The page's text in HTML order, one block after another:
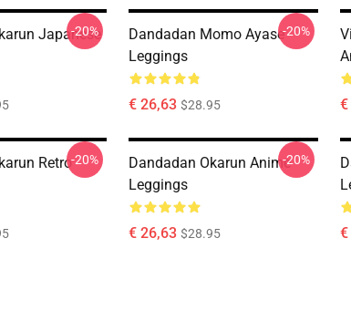
Japanese
-20%
Dandadan Momo Ayase
Leggings
€ 26,63 $28.95
-20%
€
Retro-20%
Dandadan Okarun Anime
Leggings
€ 26,63 $28.95
-20%
€